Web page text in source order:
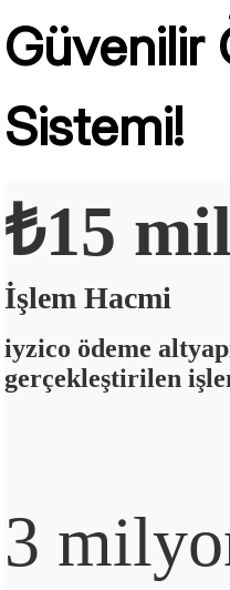
Güvenilir
Sistemi!
₺15
İşlem Hacmi
iyzico ödeme
gerçekleştirilen
3